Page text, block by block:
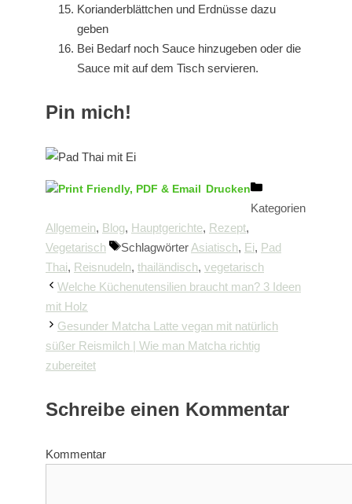
Korianderblättchen und Erdnüsse dazu
geben
Bei Bedarf noch Sauce hinzugeben oder die
Sauce mit auf dem Tisch servieren.
Pin mich!
Drucken
Kategorien
Allgemein, Blog, Hauptgerichte, Rezept,
Vegetarisch
Schlagwörter Asiatisch, Ei, Pad
Thai, Reisnudeln, thailändisch, vegetarisch
Welche Küchenutensilien braucht man? 3 Ideen
mit Holz
Gesunder Matcha Latte vegan mit natürlich
süßer Reismilch | Wie man Matcha richtig
zubereitet
Schreibe einen Kommentar
Kommentar